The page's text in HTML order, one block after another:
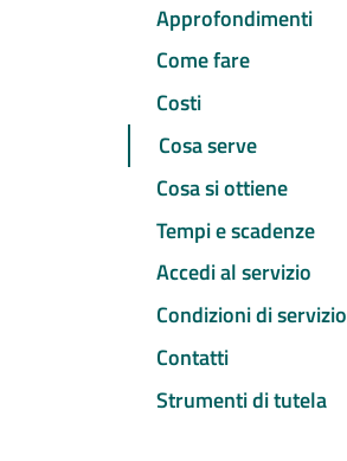
Approfondimenti
Come fare
Costi
Cosa serve
Cosa si ottiene
Tempi e scadenze
Accedi al servizio
Condizioni di servizio
Contatti
Strumenti di tutela